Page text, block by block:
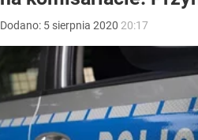
Dodano: 5 sierpnia 2020 20:17